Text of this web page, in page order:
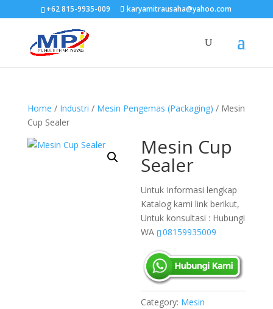
+62 815-9935-009 karyamitrausaha@yahoo.com
Home / Industri / Mesin Pengemas (Packaging) / Mesin
Cup Sealer
Mesin Cup
Sealer
Untuk Informasi lengkap
Katalog kami link berikut,
Untuk konsultasi : Hubungi
WA
08159935009
Category: Mesin